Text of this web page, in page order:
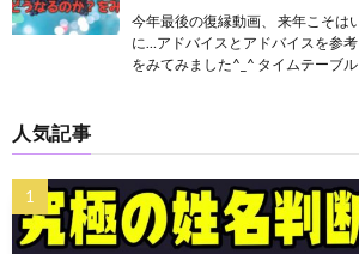
今年最後の復縁動画、 来年こそは
に…アドバイスとアドバイスを参
をみてみました^_^ タイムテーブ
人気記事